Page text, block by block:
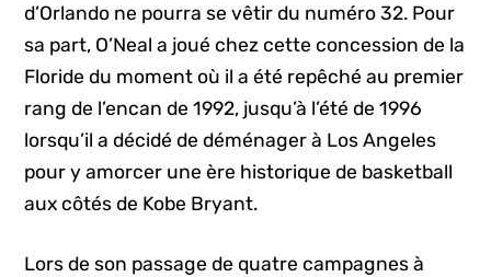
d’Orlando ne pourra se vêtir du numéro 32. Pour
sa part, O’Neal a joué chez cette concession de la
Floride du moment où il a été repêché au premier
rang de l’encan de 1992, jusqu’à l’été de 1996
lorsqu’il a décidé de déménager à Los Angeles
pour y amorcer une ère historique de basketball
aux côtés de Kobe Bryant.
Lors de son passage de quatre campagnes à